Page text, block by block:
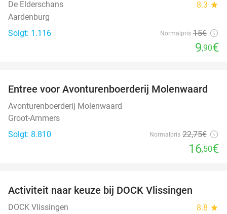
De Elderschans 8.3 star
Aardenburg
Solgt: 1.116
Normalpris 15€
9,90€
27%
Entree voor Avonturenboerderij Molenwaard
Avonturenboerderij Molenwaard
Groot-Ammers
Solgt: 8.810
Normalpris 22,75€
16,50€
Activiteit naar keuze bij DOCK Vlissingen
DOCK Vlissingen 8.8 star